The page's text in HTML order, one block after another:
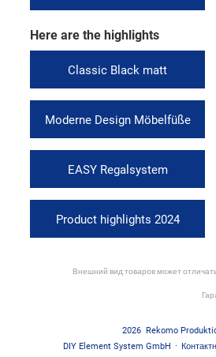
Here are the highlights
Classic Black matt
Moderne Design Möbelfüße
EASY Regalsystem
Product highlights 2024
Внешний вид товаров может
2026 Rekomo
DIY Element System GmbH ·